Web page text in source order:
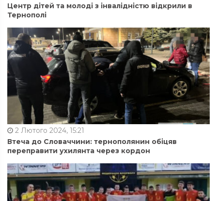
Центр дітей та молоді з інвалідністю відкрили в
Тернополі
2 Лютого 2024, 15:21
Втеча до Словаччини: тернополянин обіцяв
переправити ухилянта через кордон